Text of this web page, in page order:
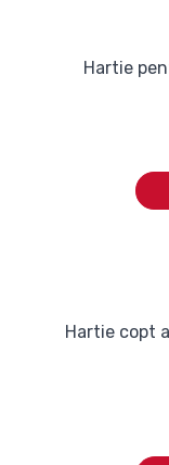
Hartie
Hartie copt